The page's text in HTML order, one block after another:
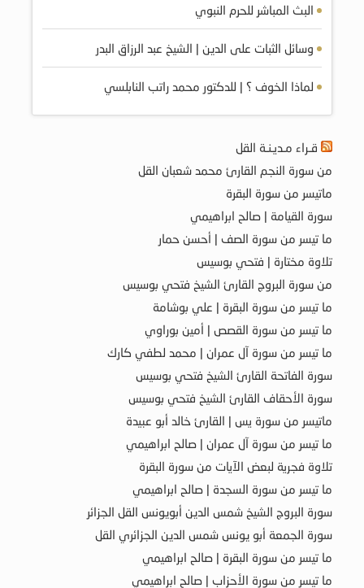
البث المباشر للحرم النبوي
وسائل الثبات على الدين | الشيخ عبد الرزاق البدر
لماذا الخوف ؟ | للدكتور محمد راتب النابلسي
قـراء مـديـنـة القل
من سورة النجم القارئ محمد شعبان القل
ماتيسر من سورة البقرة
سورة القيامة | صالح ابراهيمي
ما تيسر من سورة الصف | أحسن حمار
تلاوة مختارة | فتحي بوسيس
من سورة البروج القارئ الشيخ فتحي بوسيس
ما تيسر من سورة البقرة | علي بوشامة
ما تيسر من سورة القصص | أمين بوراوي
ما تيسر من سورة آل عمران | محمد لطفي كارك
سورة الفاتحة القارئ الشيخ فتحي بوسيس
سورة الأحقاف القارئ الشيخ فتحي بوسيس
ماتيسر من سورة يس | القارئ خالد أبو عبيدة
ما تيسر من سورة آل عمران | صالح ابراهيمي
تلاوة فجرية لبعض الآيات من سورة البقرة
ما تيسر من سورة السجدة | صالح ابراهيمي
سورة البروج الشيخ شمس الدين أبويونس القل الجزائر
سورة الجمعة أبو يونس شمس الدين الجزائري القل
ما تيسر من سورة البقرة | صالح ابراهيمي
ما تيسر من سورة الأحزاب | صالح ابراهيمي